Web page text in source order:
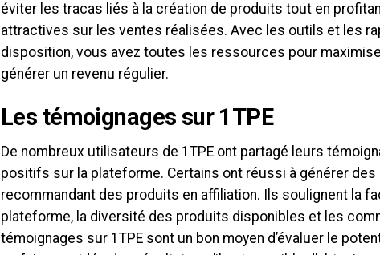
éviter les tracas liés à la création de produits tout en
attractives sur les ventes réalisées. Avec les outils et les
disposition, vous avez toutes les ressources pour
générer un revenu régulier.
Les témoignages sur 1TPE
De nombreux utilisateurs de 1TPE ont partagé leurs
positifs sur la plateforme. Certains ont réussi à générer
recommandant des produits en affiliation. Ils soulignent la
plateforme, la diversité des produits disponibles et les
témoignages sur 1TPE sont un bon moyen d’évaluer le